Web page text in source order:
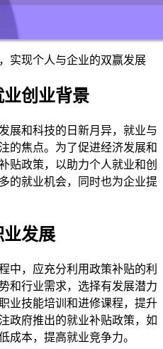
实现个人与企业的双赢发展
创业背景
展和科技的日新月异，就业与
的焦点。为了促进经济发展和
贴政策，以助力个人就业和创
的就业机会，同时也为企业提
业发展
中，应充分利用政策补贴的利
和行业需求，选择有发展潜力
业技能培训和进修课程，提升
政府推出的就业补贴政策，如
成本，提高就业竞争力。